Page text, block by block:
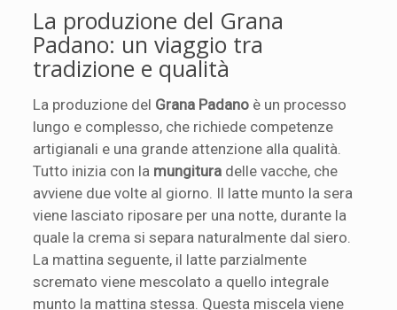
La produzione del Grana
Padano: un viaggio tra
tradizione e qualità
La produzione del Grana Padano è un processo
lungo e complesso, che richiede competenze
artigianali e una grande attenzione alla qualità.
Tutto inizia con la mungitura delle vacche, che
avviene due volte al giorno. Il latte munto la sera
viene lasciato riposare per una notte, durante la
quale la crema si separa naturalmente dal siero.
La mattina seguente, il latte parzialmente
scremato viene mescolato a quello integrale
munto la mattina stessa. Questa miscela viene